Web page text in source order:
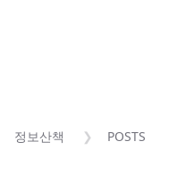
정보산책 POSTS